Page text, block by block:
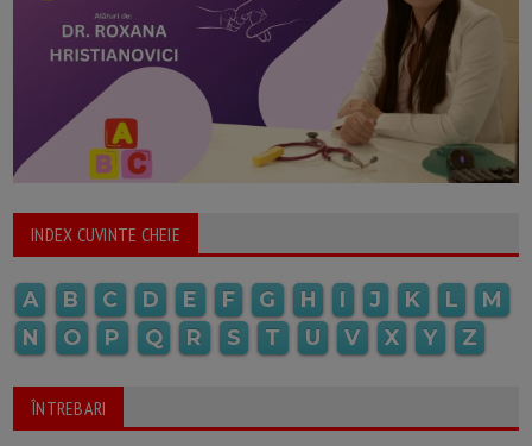
INDEX CUVINTE CHEIE
A B C D E F G H I J K L
M
N
O P Q R S T U V X Y Z
ÎNTREBARI